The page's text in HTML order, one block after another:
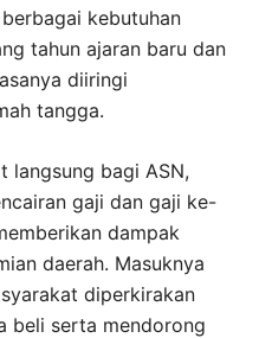
kebutuhan
tahun ajaran baru dan
diiringi
tangga.
langsung bagi ASN,
gaji dan gaji ke-
dampak
daerah. Masuknya
diperkirakan
beli serta mendorong